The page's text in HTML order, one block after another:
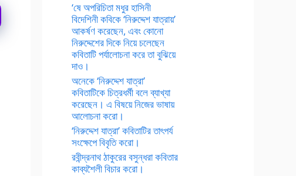
‘ষে অপরিচিতা মধুর হাসিনী
বিদেশিনী কবিকে ‘নিরুদ্দেশ যাত্রায়’
আকর্ষণ করেছেন, এবং কোনো
নিরুদ্দেশের দিকে নিয়ে চলেছেন
কবিতাটি পর্যালোচনা করে তা বুঝিয়ে
দাও।
অনেকে ‘নিরুদ্দেশ যাত্রা’
কবিতাটিকে চিত্রধর্মী বলে ব্যাখ্যা
করেছেন। এ বিষয়ে নিজের ভাষায়
আলোচনা করো।
‘নিরুদ্দেশ যাত্রা’ কবিতাটির তাৎপর্য
সংক্ষেপে বিবৃতি করো।
রবীন্দ্রনাথ ঠাকুরের বসুন্ধরা কবিতার
কাব্যশৈলী বিচার করো।